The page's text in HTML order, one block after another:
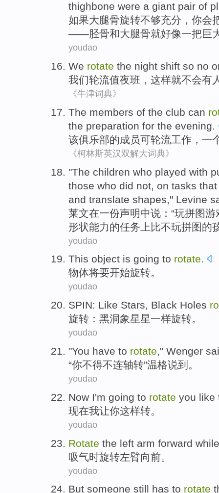
thighbone were a giant pair of
如果大腿骨旋转不够充分 ， 你会
——胫骨和大腿骨就好像一把巨
youdao
We rotate the night shift so no
我们轮流值夜班 ， 这样就不会有
《牛津词典》
The members of the club can
the preparation for the evening.
该俱乐部的成员可轮流工作 ， 一
《柯林斯英汉双解大词典》
"The children who played with
those who did not on tasks
and translate shapes ," Levine
莱文在一份声明中说：“玩拼图游
形状能力的任务 上比不玩拼图的
youdao
This object is going to rotate.
物体将要开始旋转。
youdao
SPIN: Like Stars, Black Holes
旋转 ： 黑洞象星星一样旋转。
youdao
"You have to rotate," Wenger
“你不得不连轴转”温格说到 。
youdao
Now I'm going to rotate you like
现在我让你这样转。
youdao
Rotate the left arm forward while
吸气时旋转左臂向前 。
youdao
But someone still has to rotate